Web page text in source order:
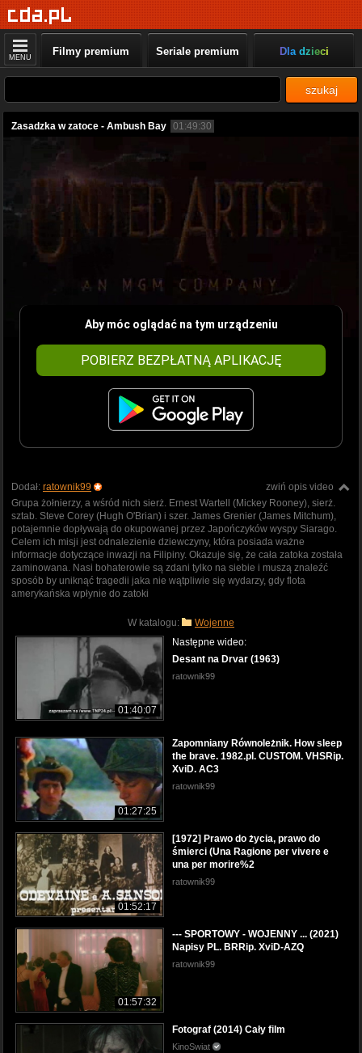
MENU Filmy premium Seriale premium Dla dzieci
szukaj
Zasadzka w zatoce - Ambush Bay 01:49:30
Aby móc oglądać na tym urządzeniu
POBIERZ BEZPŁATNĄ APLIKACJĘ
zwiń opis video
Dodał: ratownik99
Grupa żołnierzy, a wśród nich sierż. Ernest Wartell (Mickey Rooney), sierż.
sztab. Steve Corey (Hugh O'Brian) i szer. James Grenier (James Mitchum),
potajemnie dopływają do okupowanej przez Japończyków wyspy Siarago.
Celem ich misji jest odnalezienie dziewczyny, która posiada ważne
informacje dotyczące inwazji na Filipiny. Okazuje się, że cała zatoka została
zaminowana. Nasi bohaterowie są zdani tylko na siebie i muszą znaleźć
sposób by uniknąć tragedii jaka nie wątpliwie się wydarzy, gdy flota
amerykańska wpłynie do zatoki
W katalogu: Wojenne
01:40:07
Następne wideo:
Desant na Drvar (1963)
ratownik99
01:27:25
Zapomniany Równoleżnik. How sleep
the brave. 1982.pl. CUSTOM. VHSRip.
XviD. AC3
ratownik99
01:52:17
[1972] Prawo do życia, prawo do
śmierci (Una Ragione per vivere e
una per morire%2
ratownik99
01:57:32
--- SPORTOWY - WOJENNY ... (2021)
Napisy PL. BRRip. XviD-AZQ
ratownik99
Fotograf (2014) Cały film
KinoSwiat